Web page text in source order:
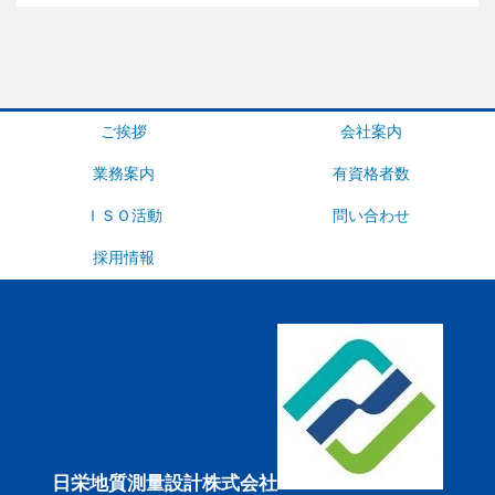
ご挨拶 会社案内
業務案内 有資格者数
ＩＳＯ活動 問い合わせ
採用情報
日栄地質測量設計株式会社